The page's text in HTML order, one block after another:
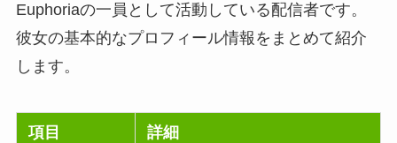
Euphoriaの一員として活動している配信者です。
彼女の基本的なプロフィール情報をまとめて紹介
します。
項目 詳細